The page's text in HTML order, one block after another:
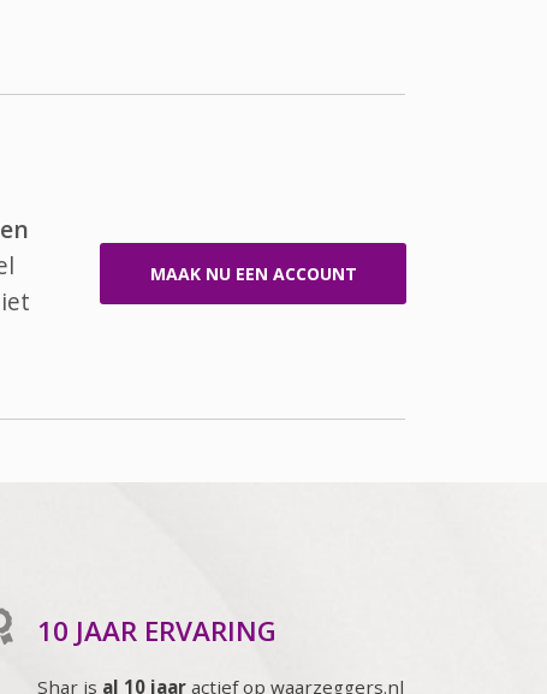
MAAK NU EEN ACCOUNT
10 JAAR ERVARING
Shar is al 10 jaar actief op waarzeggers.nl